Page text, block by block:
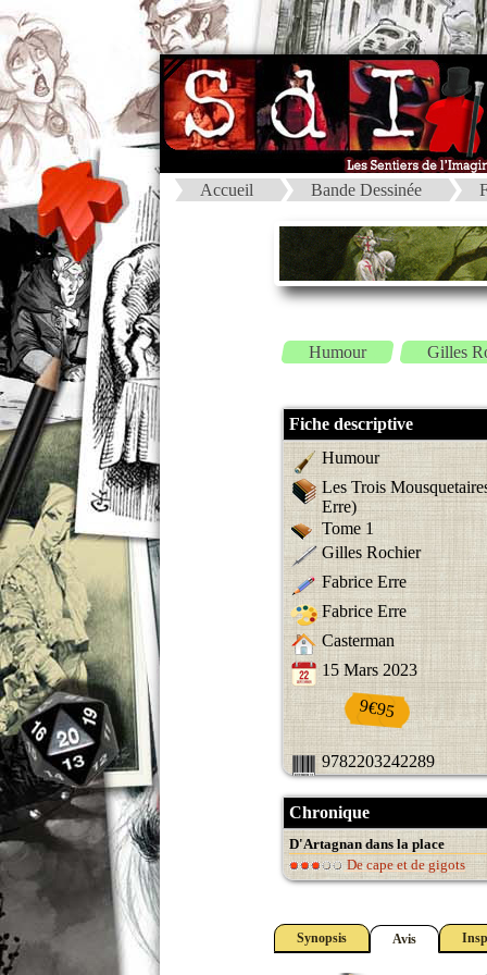
Accueil Bande Dessinée
Humour Gilles
Fiche descriptive
Humour
Les Trois
Erre)
Tome 1
Gilles Rochier
Fabrice Erre
Fabrice Erre
Casterman
15 Mars 2023
9€95
9782203242289
Chronique
D'Artagnan dans la place
De cape et de gigots
Synopsis Avis